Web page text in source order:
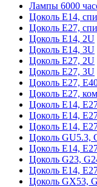
Лампы 6000
Цоколь Е14,
Цоколь Е27,
Цоколь Е14, 2U
Цоколь Е14, 3U
Цоколь Е27, 2U
Цоколь Е27, 3U
Цоколь Е27,
Цоколь Е27,
Цоколь Е14,
Цоколь Е14,
Цоколь Е14,
Цоколь GU5.3,
Цоколь Е14,
Цоколь G23,
Цоколь Е14,
Цоколь GX53,